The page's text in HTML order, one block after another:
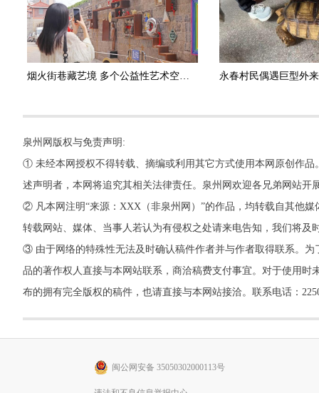
泉州网版权与免责声明:
① 未经本网授权不得转载、摘编或利用其它方式使用本网原创作
述声明者，本网将追究其相关法律责任。泉州网欢迎各兄弟网站开
② 凡本网注明“来源：XXX（非泉州网）”的作品，均转载自其他
转载网站、媒体、当事人若认为有侵权之处请来电告知，我们将及
③ 由于网络的特殊性无法及时确认稿件作者并与作者取得联系。
品的著作权人直接与本网站联系，商洽稿费支付事宜。对于使用
布的拥有完全版权的稿件，也请直接与本网站接洽。联系电话：
闽公网安备 35050302000113号